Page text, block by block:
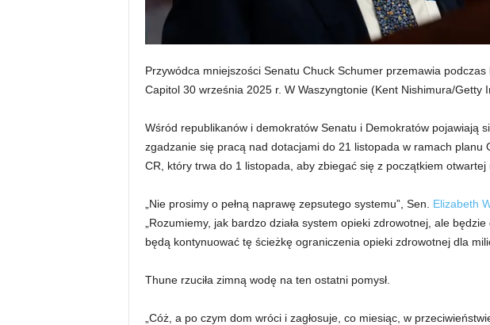
Przywódca mniejszości Senatu Chuck Schumer przemawia
Capitol 30 września 2025 r. W Waszyngtonie (Kent Nishimura/Getty
Wśród republikanów i demokratów Senatu i Demokratów pojawiają
zgadzanie się pracą nad dotacjami do 21 listopada w ramach planu
CR, który trwa do 1 listopada, aby zbiegać się z początkiem otwartej
„Nie prosimy o pełną naprawę zepsutego systemu”, Sen. Elizabeth
„Rozumiemy, jak bardzo działa system opieki zdrowotnej, ale
będą kontynuować tę ścieżkę ograniczenia opieki zdrowotnej dla
Thune rzuciła zimną wodę na ten ostatni pomysł.
„Cóż, a po czym dom wróci i zagłosuje, co miesiąc, w